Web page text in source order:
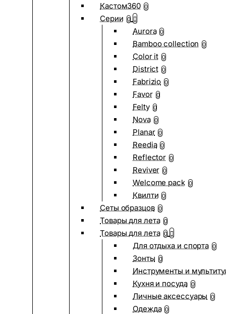
Кастом360 0
Серии 0
Aurora 0
Bamboo collection 0
Color it 0
District 0
Fabrizio 0
Favor 0
Felty 0
Nova 0
Planar 0
Reedia 0
Reflector 0
Reviver 0
Welcome pack 0
Квилти 0
Сеты образцов 0
Товары для лета 0
Товары для лета 0
Для отдыха и спорта 0
Зонты 0
Инструменты и
Кухня и посуда 0
Личные аксессуары 0
Одежда 0